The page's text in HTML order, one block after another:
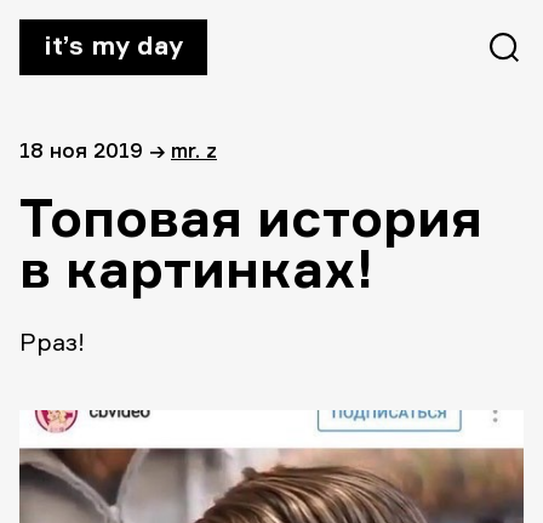
it’s my day
18 ноя 2019 → mr. z
Топовая история
в картинках!
Рраз!